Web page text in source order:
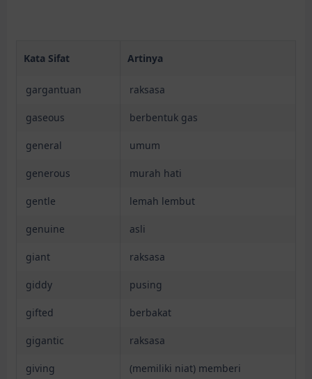
Kata Sifat Artinya
gargantuan raksasa
gaseous berbentuk gas
general umum
generous murah hati
gentle lemah lembut
genuine asli
giant raksasa
giddy pusing
gifted berbakat
gigantic raksasa
giving (memiliki niat) memberi